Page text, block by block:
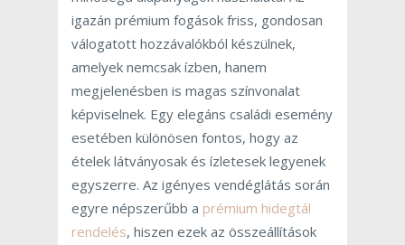
igazán prémium fogások friss, gondosan
válogatott hozzávalókból készülnek,
amelyek nemcsak ízben, hanem
megjelenésben is magas színvonalat
képviselnek. Egy elegáns családi esemény
esetében különösen fontos, hogy az
ételek látványosak és ízletesek legyenek
egyszerre. Az igényes vendéglátás során
egyre népszerűbb a prémium hidegtál
rendelés, hiszen ezek az összeállítások